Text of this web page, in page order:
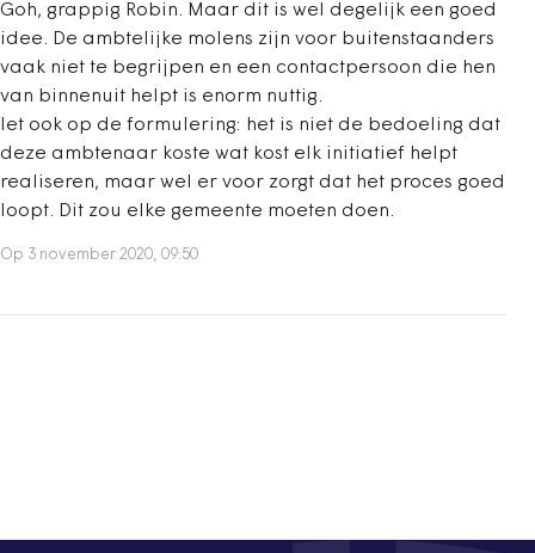
Goh, grappig Robin. Maar dit is wel degelijk een goed
idee. De ambtelijke molens zijn voor buitenstaanders
vaak niet te begrijpen en een contactpersoon die hen
van binnenuit helpt is enorm nuttig.
let ook op de formulering: het is niet de bedoeling dat
deze ambtenaar koste wat kost elk initiatief helpt
realiseren, maar wel er voor zorgt dat het proces goed
loopt. Dit zou elke gemeente moeten doen.
Op 3 november 2020, 09:50